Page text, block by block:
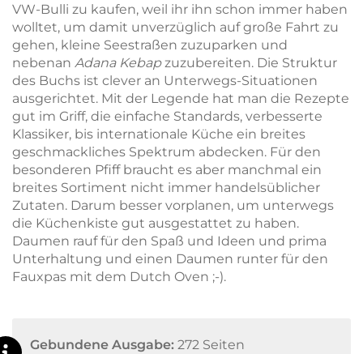
VW-Bulli zu kaufen, weil ihr ihn schon immer haben
wolltet, um damit unverzüglich auf große Fahrt zu
gehen, kleine Seestraßen zuzuparken und
nebenan Adana Kebap zuzubereiten. Die Struktur
des Buchs ist clever an Unterwegs-Situationen
ausgerichtet. Mit der Legende hat man die Rezepte
gut im Griff, die einfache Standards, verbesserte
Klassiker, bis internationale Küche ein breites
geschmackliches Spektrum abdecken. Für den
besonderen Pfiff braucht es aber manchmal ein
breites Sortiment nicht immer handelsüblicher
Zutaten. Darum besser vorplanen, um unterwegs
die Küchenkiste gut ausgestattet zu haben.
Daumen rauf für den Spaß und Ideen und prima
Unterhaltung und einen Daumen runter für den
Fauxpas mit dem Dutch Oven ;-).
Gebundene Ausgabe: 272 Seiten